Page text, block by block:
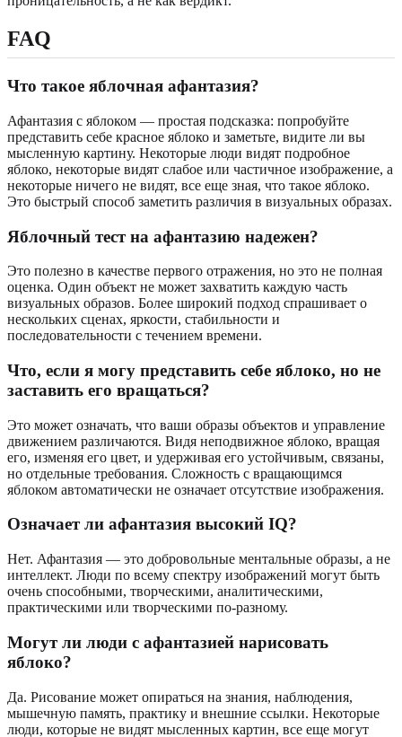
FAQ
Что такое яблочная афантазия?
Афантазия с яблоком — простая подсказка: попробуйте
представить себе красное яблоко и заметьте, видите ли вы
мысленную картину. Некоторые люди видят подробное
яблоко, некоторые видят слабое или частичное изображение, а
некоторые ничего не видят, все еще зная, что такое яблоко.
Это быстрый способ заметить различия в визуальных образах.
Яблочный тест на афантазию надежен?
Это полезно в качестве первого отражения, но это не полная
оценка. Один объект не может захватить каждую часть
визуальных образов. Более широкий подход спрашивает о
нескольких сценах, яркости, стабильности и
последовательности с течением времени.
Что, если я могу представить себе яблоко, но не
заставить его вращаться?
Это может означать, что ваши образы объектов и управление
движением различаются. Видя неподвижное яблоко, вращая
его, изменяя его цвет, и удерживая его устойчивым, связаны,
но отдельные требования. Сложность с вращающимся
яблоком автоматически не означает отсутствие изображения.
Означает ли афантазия высокий IQ?
Нет. Афантазия — это добровольные ментальные образы, а не
интеллект. Люди по всему спектру изображений могут быть
очень способными, творческими, аналитическими,
практическими или творческими по-разному.
Могут ли люди с афантазией нарисовать
яблоко?
Да. Рисование может опираться на знания, наблюдения,
мышечную память, практику и внешние ссылки. Некоторые
люди, которые не видят мысленных картин, все еще могут